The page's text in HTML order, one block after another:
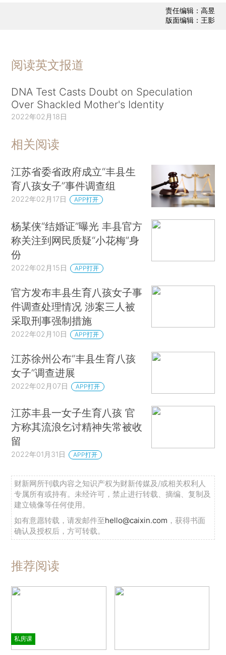
责任编辑：高昱
版面编辑：王影
阅读英文报道
DNA Test Casts Doubt on Speculation
Over Shackled Mother's Identity
2022年02月18日
相关阅读
江苏省委省政府成立“丰县生
育八孩女子”事件调查组
2022年02月17日 APP打开
杨某侠“结婚证”曝光 丰县官方
称关注到网民质疑“小花梅”身
份
2022年02月15日 APP打开
官方发布丰县生育八孩女子事
件调查处理情况 涉案三人被
采取刑事强制措施
2022年02月10日 APP打开
江苏徐州公布“丰县生育八孩
女子”调查进展
2022年02月07日 APP打开
江苏丰县一女子生育八孩 官
方称其流浪乞讨精神失常被收
留
2022年01月31日 APP打开
财新网所刊载内容之知识产权为财新传媒及/或相关权利人
专属所有或持有。未经许可，禁止进行转载、摘编、复制及
建立镜像等任何使用。
如有意愿转载，请发邮件至hello@caixin.com ，获得书面
确认及授权后，方可转载。
推荐阅读
私房课